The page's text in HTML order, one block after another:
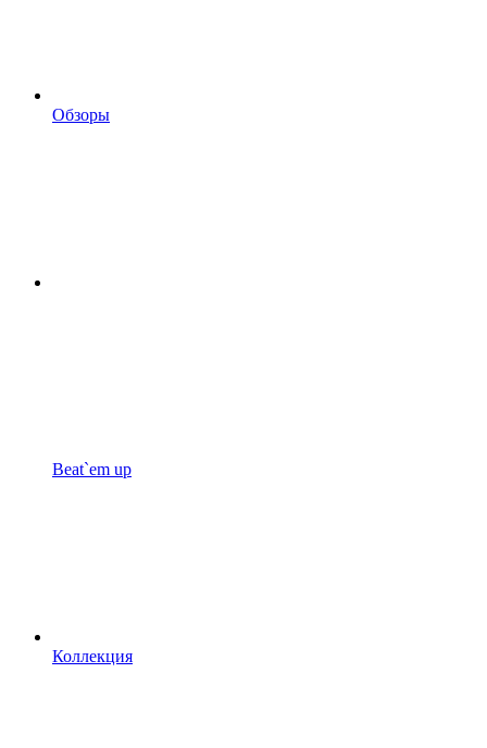
Обзоры
Beat`em up
Коллекция